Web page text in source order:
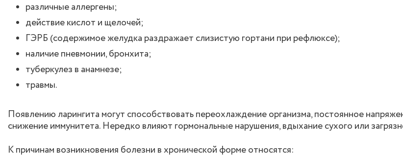
различные аллергены;
действие кислот и щелочей;
ГЭРБ (содержимое желудка раздражает слизистую гортани при рефлюксе);
наличие пневмонии, бронхита;
туберкулез в анамнезе;
травмы.
Появлению ларингита могут способствовать переохлаждение организма, постоянное
снижение иммунитета. Нередко влияют гормональные нарушения, вдыхание сухого или
К причинам возникновения болезни в хронической форме относятся: